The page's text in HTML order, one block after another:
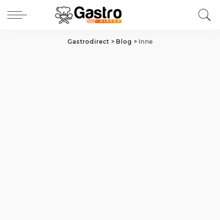
Gastrodirect > Blog > Inne